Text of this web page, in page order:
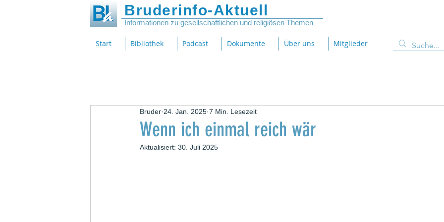
Bruderinfo-Aktuell
Informationen zu gesellschaftlichen und religiösen Themen
Start Bibliothek Podcast Dokumente Über uns Mitglieder
Wenn ich einmal reich wär
Bruder 24. Jan. 2025 7 Min. Lesezeit
Aktualisiert: 30. Juli 2025